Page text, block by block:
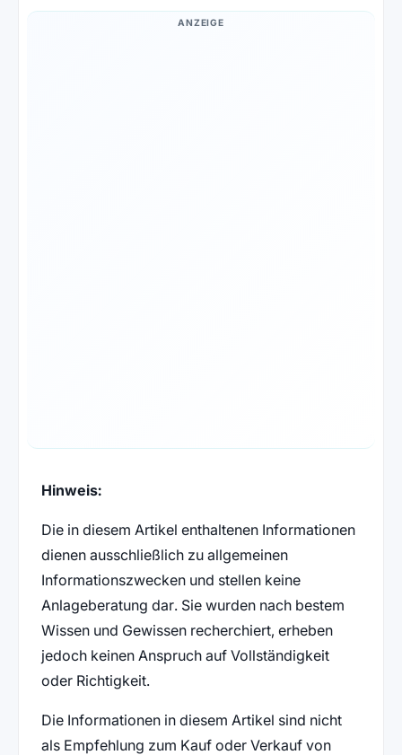
ANZEIGE
Hinweis:
Die in diesem Artikel enthaltenen Informationen
dienen ausschließlich zu allgemeinen
Informationszwecken und stellen keine
Anlageberatung dar. Sie wurden nach bestem
Wissen und Gewissen recherchiert, erheben
jedoch keinen Anspruch auf Vollständigkeit
oder Richtigkeit.
Die Informationen in diesem Artikel sind nicht
als Empfehlung zum Kauf oder Verkauf von